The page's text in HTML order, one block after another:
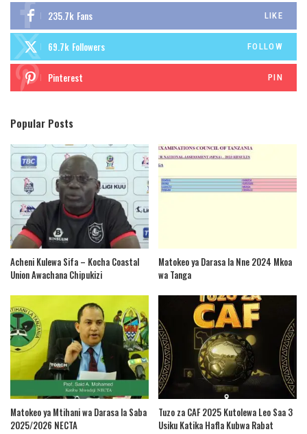
235.7k Fans LIKE
69.7k Followers FOLLOW
Pinterest PIN
Popular Posts
Acheni Kulewa Sifa – Kocha Coastal
Union Awachana Chipukizi
Matokeo ya Darasa la Nne 2024 Mkoa
wa Tanga
Matokeo ya Mtihani wa Darasa la Saba
2025/2026 NECTA
Tuzo za CAF 2025 Kutolewa Leo Saa 3
Usiku Katika Hafla Kubwa Rabat